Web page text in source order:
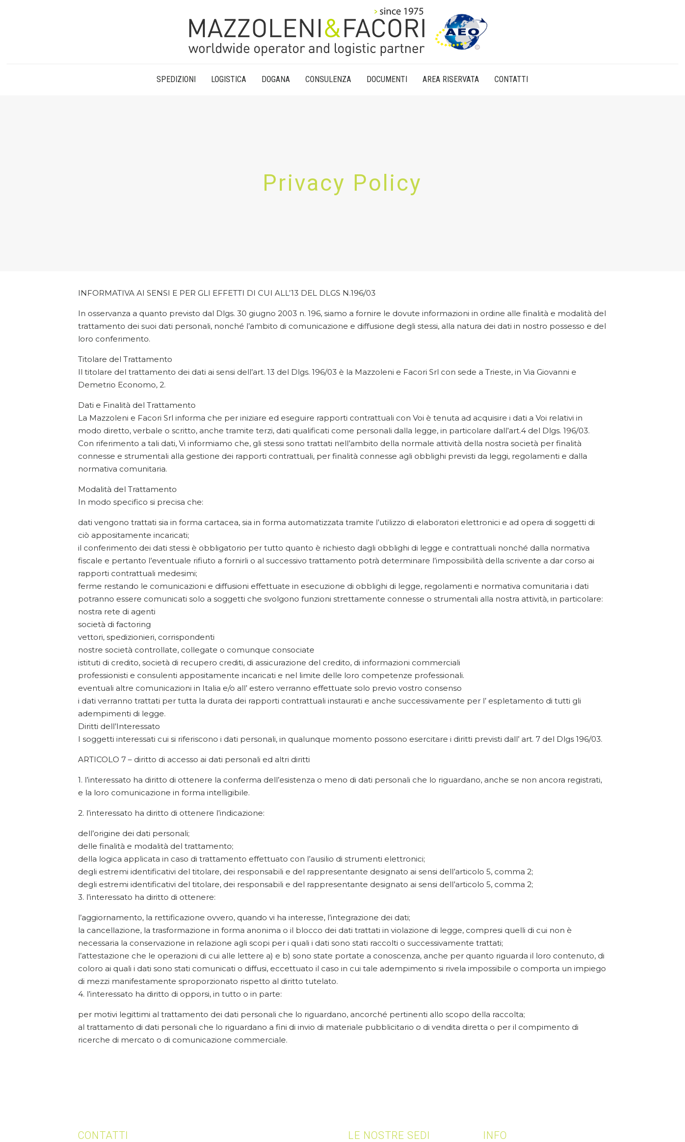
SPEDIZIONI LOGISTICA DOGANA CONSULENZA DOCUMENTI AREA RISERVATA CONTATTI
Privacy Policy
INFORMATIVA AI SENSI E PER GLI EFFETTI DI CUI ALL’13 DEL DLGS N.196/03
In osservanza a quanto previsto dal Dlgs. 30 giugno 2003 n. 196, siamo a fornire le dovute informazioni in ordine alle finalità e modalità del
trattamento dei suoi dati personali, nonché l’ambito di comunicazione e diffusione degli stessi, alla natura dei dati in nostro possesso e del
loro conferimento.
Titolare del Trattamento
Il titolare del trattamento dei dati ai sensi dell’art. 13 del Dlgs. 196/03 è la Mazzoleni e Facori Srl con sede a Trieste, in Via Giovanni e
Demetrio Economo, 2.
Dati e Finalità del Trattamento
La Mazzoleni e Facori Srl informa che per iniziare ed eseguire rapporti contrattuali con Voi è tenuta ad acquisire i dati a Voi relativi in
modo diretto, verbale o scritto, anche tramite terzi, dati qualificati come personali dalla legge, in particolare dall’art.4 del Dlgs. 196/03.
Con riferimento a tali dati, Vi informiamo che, gli stessi sono trattati nell’ambito della normale attività della nostra società per finalità
connesse e strumentali alla gestione dei rapporti contrattuali, per finalità connesse agli obblighi previsti da leggi, regolamenti e dalla
normativa comunitaria.
Modalità del Trattamento
In modo specifico si precisa che:
dati vengono trattati sia in forma cartacea, sia in forma automatizzata tramite l’utilizzo di elaboratori elettronici e ad opera di soggetti di
ciò appositamente incaricati;
il conferimento dei dati stessi è obbligatorio per tutto quanto è richiesto dagli obblighi di legge e contrattuali nonché dalla normativa
fiscale e pertanto l’eventuale rifiuto a fornirli o al successivo trattamento potrà determinare l’impossibilità della scrivente a dar corso ai
rapporti contrattuali medesimi;
ferme restando le comunicazioni e diffusioni effettuate in esecuzione di obblighi di legge, regolamenti e normativa comunitaria i dati
potranno essere comunicati solo a soggetti che svolgono funzioni strettamente connesse o strumentali alla nostra attività, in particolare:
nostra rete di agenti
società di factoring
vettori, spedizionieri, corrispondenti
nostre società controllate, collegate o comunque consociate
istituti di credito, società di recupero crediti, di assicurazione del credito, di informazioni commerciali
professionisti e consulenti appositamente incaricati e nel limite delle loro competenze professionali.
eventuali altre comunicazioni in Italia e/o all’ estero verranno effettuate solo previo vostro consenso
i dati verranno trattati per tutta la durata dei rapporti contrattuali instaurati e anche successivamente per l’ espletamento di tutti gli
adempimenti di legge.
Diritti dell’Interessato
I soggetti interessati cui si riferiscono i dati personali, in qualunque momento possono esercitare i diritti previsti dall’ art. 7 del Dlgs 196/03.
ARTICOLO 7 – diritto di accesso ai dati personali ed altri diritti
1. l’interessato ha diritto di ottenere la conferma dell’esistenza o meno di dati personali che lo riguardano, anche se non ancora registrati,
e la loro comunicazione in forma intelligibile.
2. l’interessato ha diritto di ottenere l’indicazione:
dell’origine dei dati personali;
delle finalità e modalità del trattamento;
della logica applicata in caso di trattamento effettuato con l’ausilio di strumenti elettronici;
degli estremi identificativi del titolare, dei responsabili e del rappresentante designato ai sensi dell’articolo 5, comma 2;
degli estremi identificativi del titolare, dei responsabili e del rappresentante designato ai sensi dell’articolo 5, comma 2;
3. l’interessato ha diritto di ottenere:
l’aggiornamento, la rettificazione ovvero, quando vi ha interesse, l’integrazione dei dati;
la cancellazione, la trasformazione in forma anonima o il blocco dei dati trattati in violazione di legge, compresi quelli di cui non è
necessaria la conservazione in relazione agli scopi per i quali i dati sono stati raccolti o successivamente trattati;
l’attestazione che le operazioni di cui alle lettere a) e b) sono state portate a conoscenza, anche per quanto riguarda il loro contenuto, di
coloro ai quali i dati sono stati comunicati o diffusi, eccettuato il caso in cui tale adempimento si rivela impossibile o comporta un impiego
di mezzi manifestamente sproporzionato rispetto al diritto tutelato.
4. l’interessato ha diritto di opporsi, in tutto o in parte:
per motivi legittimi al trattamento dei dati personali che lo riguardano, ancorché pertinenti allo scopo della raccolta;
al trattamento di dati personali che lo riguardano a fini di invio di materiale pubblicitario o di vendita diretta o per il compimento di
ricerche di mercato o di comunicazione commerciale.
CONTATTI LE NOSTRE SEDI INFO